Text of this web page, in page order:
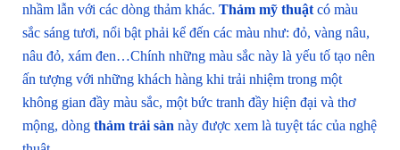
nhầm lẫn với các dòng thảm khác. Thảm mỹ thuật có màu
sắc sáng tươi, nổi bật phải kể đến các màu như: đỏ, vàng nâu,
nâu đỏ, xám đen…Chính những màu sắc này là yếu tố tạo nên
ấn tượng với những khách hàng khi trải nhiệm trong một
không gian đầy màu sắc, một bức tranh đầy hiện đại và thơ
mộng, dòng thảm trải sàn này được xem là tuyệt tác của nghệ